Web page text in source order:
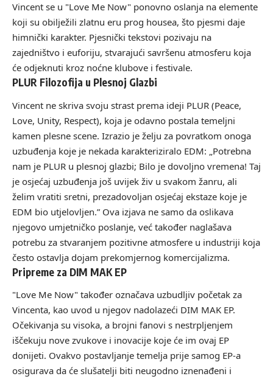
Vincent se u "Love Me Now" ponovno oslanja na elemente
koji su obilježili zlatnu eru prog housea, što pjesmi daje
himnički karakter. Pjesnički tekstovi pozivaju na
zajedništvo i euforiju, stvarajući savršenu atmosferu koja
će odjeknuti kroz noćne klubove i festivale.
PLUR Filozofija u Plesnoj Glazbi
Vincent ne skriva svoju strast prema ideji PLUR (Peace,
Love, Unity, Respect), koja je odavno postala temeljni
kamen plesne scene. Izrazio je želju za povratkom onoga
uzbuđenja koje je nekada karakteriziralo EDM: „Potrebna
nam je PLUR u plesnoj glazbi; Bilo je dovoljno vremena! Taj
je osjećaj uzbuđenja još uvijek živ u svakom žanru, ali
želim vratiti sretni, prezadovoljan osjećaj ekstaze koje je
EDM bio utjelovljen.” Ova izjava ne samo da oslikava
njegovo umjetničko poslanje, već također naglašava
potrebu za stvaranjem pozitivne atmosfere u industriji koja
često ostavlja dojam prekomjernog komercijalizma.
Pripreme za DIM MAK EP
"Love Me Now" također označava uzbudljiv početak za
Vincenta, kao uvod u njegov nadolazeći DIM MAK EP.
Očekivanja su visoka, a brojni fanovi s nestrpljenjem
iščekuju nove zvukove i inovacije koje će im ovaj EP
donijeti. Ovakvo postavljanje temelja prije samog EP-a
osigurava da će slušatelji biti neugodno iznenađeni i